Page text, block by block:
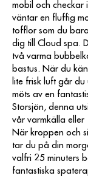
mobil och checkar
väntar en fluffig
tofflor som du
dig till Cloud spa.
två varma
bastus. När du
lite frisk luft går
möts av en
Storsjön, denna
vår varmkälla
När kroppen och
tar du på din
valfri 25 minuters
fantastiska